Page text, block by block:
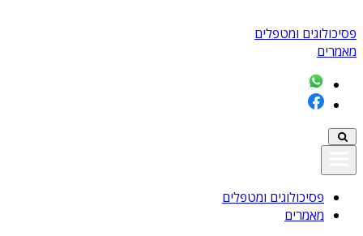
פסיכולוגים ומטפלים
מאמרים
פסיכולוגים ומטפלים
מאמרים